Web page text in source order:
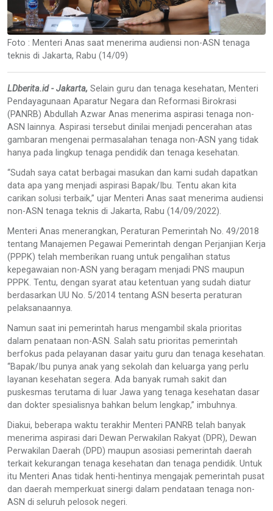
Foto : Menteri Anas saat menerima audiensi non-ASN tenaga
teknis di Jakarta, Rabu (14/09)
LDberita.id - Jakarta, Selain guru dan tenaga kesehatan, Menteri
Pendayagunaan Aparatur Negara dan Reformasi Birokrasi
(PANRB) Abdullah Azwar Anas menerima aspirasi tenaga non-
ASN lainnya. Aspirasi tersebut dinilai menjadi pencerahan atas
gambaran mengenai permasalahan tenaga non-ASN yang tidak
hanya pada lingkup tenaga pendidik dan tenaga kesehatan.
“Sudah saya catat berbagai masukan dan kami sudah dapatkan
data apa yang menjadi aspirasi Bapak/Ibu. Tentu akan kita
carikan solusi terbaik,” ujar Menteri Anas saat menerima audiensi
non-ASN tenaga teknis di Jakarta, Rabu (14/09/2022).
Menteri Anas menerangkan, Peraturan Pemerintah No. 49/2018
tentang Manajemen Pegawai Pemerintah dengan Perjanjian Kerja
(PPPK) telah memberikan ruang untuk pengalihan status
kepegawaian non-ASN yang beragam menjadi PNS maupun
PPPK. Tentu, dengan syarat atau ketentuan yang sudah diatur
berdasarkan UU No. 5/2014 tentang ASN beserta peraturan
pelaksanaannya.
Namun saat ini pemerintah harus mengambil skala prioritas
dalam penataan non-ASN. Salah satu prioritas pemerintah
berfokus pada pelayanan dasar yaitu guru dan tenaga kesehatan.
“Bapak/Ibu punya anak yang sekolah dan keluarga yang perlu
layanan kesehatan segera. Ada banyak rumah sakit dan
puskesmas terutama di luar Jawa yang tenaga kesehatan dasar
dan dokter spesialisnya bahkan belum lengkap,” imbuhnya.
Diakui, beberapa waktu terakhir Menteri PANRB telah banyak
menerima aspirasi dari Dewan Perwakilan Rakyat (DPR), Dewan
Perwakilan Daerah (DPD) maupun asosiasi pemerintah daerah
terkait kekurangan tenaga kesehatan dan tenaga pendidik. Untuk
itu Menteri Anas tidak henti-hentinya mengajak pemerintah pusat
dan daerah memperkuat sinergi dalam pendataan tenaga non-
ASN di seluruh pelosok negeri.